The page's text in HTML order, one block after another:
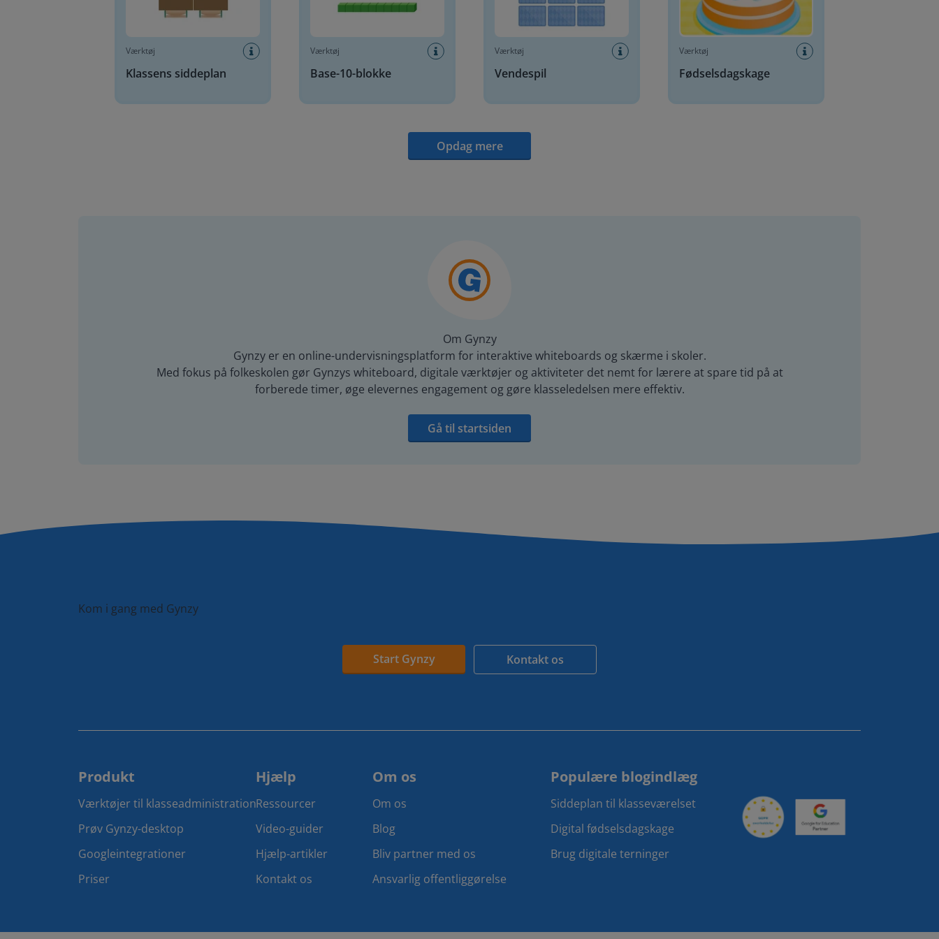
Værktøj
Klassens siddeplan
Værktøj
Base-10-blokke
Værktøj
Vendespil
Værktøj
Fødselsdagskage
Opdag mere
Om Gynzy
Gynzy er en online-undervisningsplatform for interaktive whiteboards og skærme i skoler.
Med fokus på folkeskolen gør Gynzys whiteboard, digitale værktøjer og aktiviteter det nemt for lærere at spare tid på at
forberede timer, øge elevernes engagement og gøre klasseledelsen mere effektiv.
Gå til startsiden
Kom i gang med Gynzy
Start Gynzy Kontakt os
Produkt
Værktøjer til klasseadministration
Prøv Gynzy-desktop
Googleintegrationer
Priser
Hjælp
Ressourcer
Video-guider
Hjælp-artikler
Kontakt os
Om os
Om os
Blog
Bliv partner med os
Ansvarlig offentliggørelse
Populære blogindlæg
Siddeplan til klasseværelset
Digital fødselsdagskage
Brug digitale terninger